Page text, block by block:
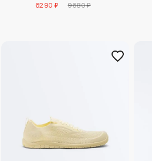
6290 ₽
9680 ₽